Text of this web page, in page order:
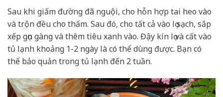
Sau khi giấm đường đã nguội, cho hỗn hợp tai heo vào
và trộn đều cho thấm. Sau đó, cho tất cả vào lọ sạch, sắp
xếp gọn gàng và thêm tiêu xanh vào. Đậy kín lọ và cất vào
tủ lạnh khoảng 1-2 ngày là có thể dùng được. Bạn có
thể bảo quản trong tủ lạnh đến 2 tuần.